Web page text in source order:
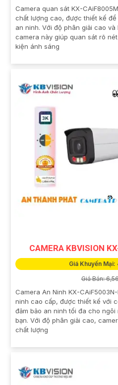
Camera quan sát KX-
chất lượng cao, được thiết kế
an ninh. Với độ phân giải cao và
camera này giúp quan sát rõ
kiện ánh sáng
CAMERA KBVISION
Giá Khuyến
Giá Bán:
Camera An Ninh KX-
ninh cao cấp, được thiết kế với
đảm bảo an ninh tối đa cho
bạn. Với độ phân giải cao,
chất lượng